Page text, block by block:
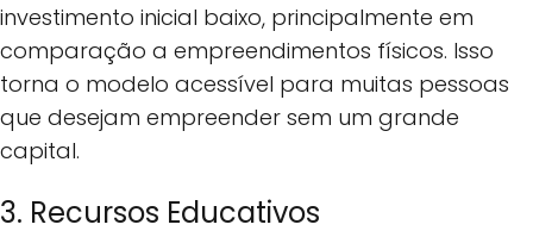
investimento inicial baixo, principalmente em
comparação a empreendimentos físicos. Isso
torna o modelo acessível para muitas pessoas
que desejam empreender sem um grande
capital.
3. Recursos Educativos